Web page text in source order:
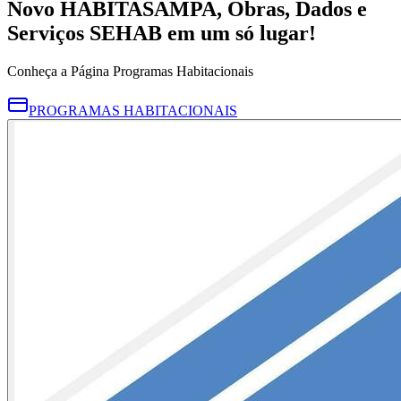
Novo HABITASAMPA, Obras, Dados e
Serviços SEHAB em um só lugar!
Conheça a Página HABITASAMPA Dados
HABITASAMPA DADOS